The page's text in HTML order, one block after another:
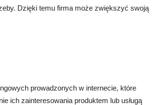
Dzięki temu firma może zwiększyć swoją
prowadzonych w internecie, które
ich zainteresowania produktem lub usługą